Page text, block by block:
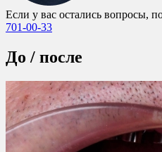
Если у вас остались вопросы,
701-00-33
До / после